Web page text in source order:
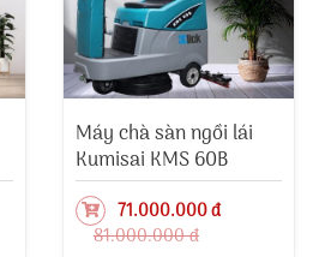
Máy chà sàn ngồi lái
Kumisai KMS 60B
71.000.000 đ
81.000.000 đ